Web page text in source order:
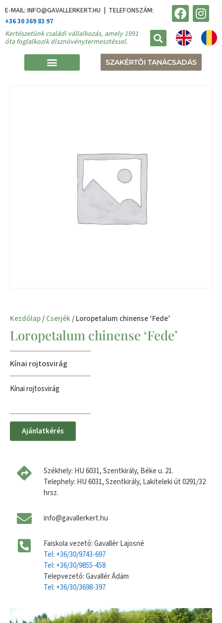
E-MAIL: INFO@GAVALLERKERT.HU | TELEFONSZÁM:
+36 30 369 83 97
Kertészetünk családi vállalkozás, amely 1991
óta foglalkozik dísznövénytermesztéssel.
SZAKÉRTŐI TANÁCSADÁS
Kezdőlap/Cserjék/ Loropetalum chinense ‘Fede’
Loropetalum chinense ‘Fede’
Kínai rojtosvirág
Kínai rojtosvirág
Ajánlatkérés
Székhely: HU 6031, Szentkirály, Béke u. 21.
Telephely: HU 6031, Szentkirály, Lakiteleki út 0291/32
hrsz.
info@gavallerkert.hu
Faiskola vezető: Gavallér Lajosné
Tel: +36/30/9743-697
Tel: +36/30/9855-458
Telepvezető: Gavallér Ádám
Tel: +36/30/3698-397